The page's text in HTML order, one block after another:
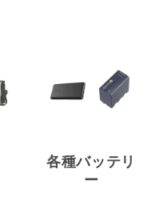
各種バッテリ
ー